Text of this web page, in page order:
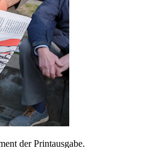
der Printausgabe.